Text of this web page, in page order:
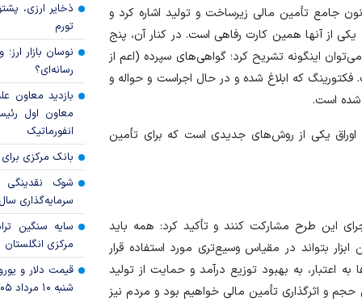
جامع تأمین مالی زیرساخت و تولید اشاره کرد و
از آنها همین کارت رفاهی است. در کنار آن، پنج
اینگونه تشریح کرد؛ گواهی‌های سپرده (اعم از
که ابلاغ شده و در حال اجراست و حواله و
شده است.
اوراق یکی از روش‌های جدیدی است که برای تأمین
این طرح مشارکت کنند و تأکید کرد: همه باید
بتواند در مقیاس وسیع‌تری مورد استفاده قرار
اعتبار، به بهبود توزیع درآمد و حمایت از تولید
و اثرگذاری تأمین مالی خواهیم بود و مردم نیز
ذخایر ارزی،
تورم
نوسان بازار
رسانه‌ای؟
بازدید معاون
معاون اول
انفورماتیک
بانک مرکزی
شوک
سرمایه‌گذاری سال ۲۰۲۶
سایه سنگین
مرکزی انگلستان
قیمت دلار و یورو
شنبه ۱۰ مرداد ۱۴۰۵